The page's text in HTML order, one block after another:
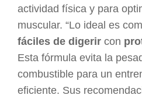
actividad física y para
muscular. “Lo ideal es
fáciles de digerir con
Esta fórmula evita la
combustible para un
eficiente. Sus